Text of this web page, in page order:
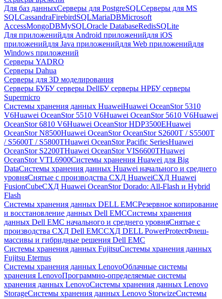
Для баз данныхСерверы для PostgreSQLСерверы для MS
SQLCassandraFirebirdSQLMariaDBMicrosoft
AccessMongoDBMySQLOracle DatabaseRedisSQLite
Для приложенийдля Android приложенийдля iOS
приложенийдля Java приложенийдля Web приложенийдля
Windows приложений
Серверы YADRO
Серверы Dahua
Серверы для 3D моделирования
Серверы БУБУ серверы DellБУ серверы HPБУ серверы
Supermicro
Системы хранения данных HuaweiHuawei OceanStor 5310
V6Huawei OceanStor 5510 V6Huawei OceanStor 5610 V6Huawei
OceanStor 6810 V6Huawei OceanStor HDP3500EHuawei
OceanStor N8500Huawei OceanStor OceanStor S2600T / S5500T
/ S5600T / S5800THuawei OceanStor Pacific SeriesHuawei
OceanStor S2200THuawei OceanStor VIS6600THuawei
OceanStor VTL6900Системы хранения Huawei для Big
DataСистемы хранения данных Huawei начального и среднего
уровняСнятые с производства СХД HuaweiСХД Huawei
FusionCubeСХД Huawei OceanStor Dorado: All-Flash и Hybrid
Flash
Системы хранения данных DELL EMCРезервное копирование
и восстановление данных Dell EMCСистемы хранения
данных Dell EMC начального и среднего уровняСнятые с
производства СХД Dell EMCСХД DELL PowerProtectФлеш-
массивы и гибридные решения Dell EMC
Системы хранения данных FujitsuСистемы хранения данных
Fujitsu Eternus
Системы хранения данных LenovoОблачные системы
хранения LenovoПрограммно-определяемые системы
хранения данных LenovoСистемы хранения данных Lenovo
StorageСистемы хранения данных Lenovo StorwizeСистемы